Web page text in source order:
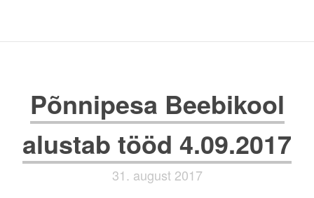
Põnnipesa Beebikool
alustab tööd 4.09.2017
31. august 2017